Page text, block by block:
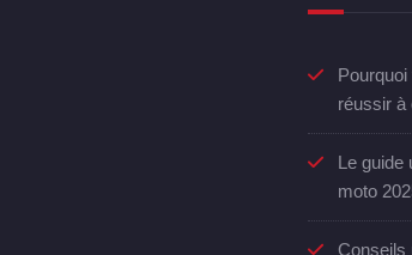
réussir à
Le guide
moto
Conseils